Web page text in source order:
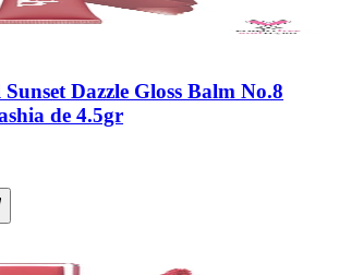
Dazzle Gloss Balm No.8
de 4.5gr